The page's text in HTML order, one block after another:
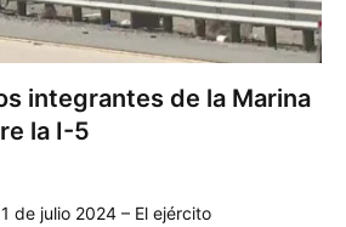
integrantes de la Marina
la I-5
de julio 2024 – El ejército